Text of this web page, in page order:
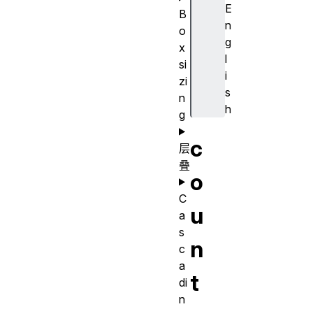
E
n
g
l
i
s
h
c
o
u
n
t
B
o
x
si
zi
n
g
层
叠
C
a
s
c
a
di
n